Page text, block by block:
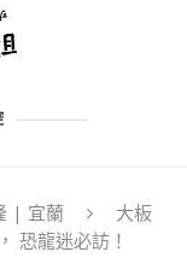
| 宜蘭
大板
恐龍迷必訪！